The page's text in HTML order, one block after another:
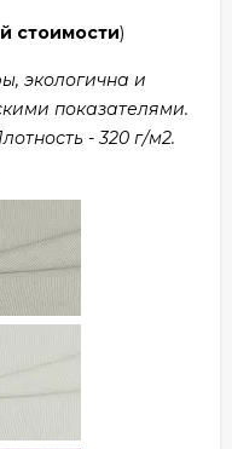
стоимости)
экологична и
показателями.
- 320 г/м2.